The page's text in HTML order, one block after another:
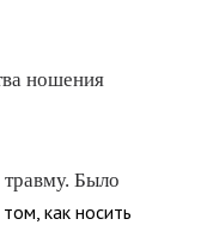
ношения
Было
как носить